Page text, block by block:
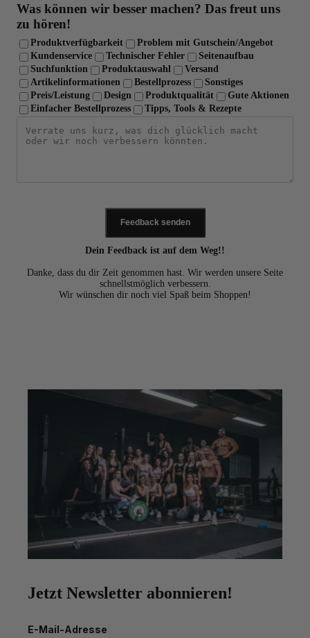
Was können wir besser machen? Das freut uns
zu hören!
Produktverfügbarkeit
Problem mit Gutschein/Angebot
Kundenservice
Technischer Fehler
Seitenaufbau
Suchfunktion
Produktauswahl
Versand
Artikelinformationen
Bestellprozess
Sonstiges
Preis/Leistung
Design Produktqualität
Gute Aktionen
Einfacher Bestellprozess
Tipps, Tools & Rezepte
Feedback senden
Dein Feedback ist auf dem Weg!!
Danke, dass du dir Zeit genommen hast. Wir werden unsere Seite
schnellstmöglich verbessern.
Wir wünschen dir noch viel Spaß beim Shoppen!
Jetzt Newsletter abonnieren!
E-Mail-Adresse